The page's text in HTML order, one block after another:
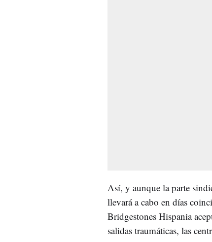
Así, y aunque la parte
llevará a cabo en días
Bridgestones Hispania
salidas traumáticas, las